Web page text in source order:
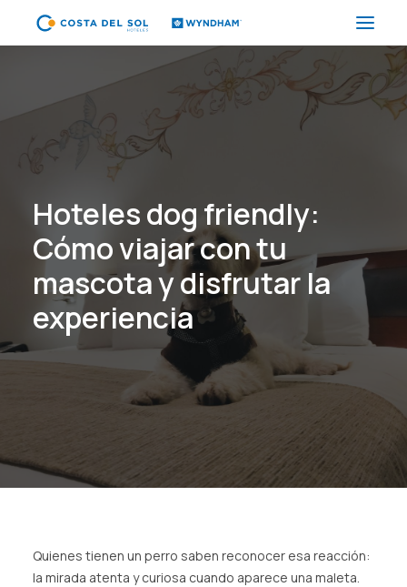
HOTELES
PROMOCIONES
RESTAURANTES
SPA
CORPORATIVO
ES
(+51) 01 200 9200
Hoteles dog friendly:
Cómo viajar con tu
mascota y disfrutar la
experiencia
Quienes tienen un perro saben reconocer esa reacción:
la mirada atenta y curiosa cuando aparece una maleta.